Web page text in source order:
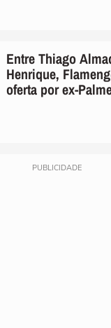
Entre Thiago
Henrique,
oferta por ex-
PUBLICIDADE